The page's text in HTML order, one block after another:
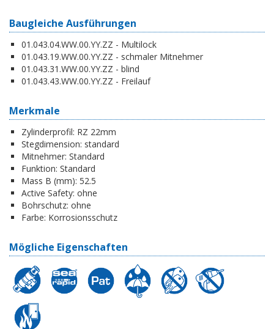
Baugleiche Ausführungen
01.043.04.WW.00.YY.ZZ - Multilock
01.043.19.WW.00.YY.ZZ - schmaler Mitnehmer
01.043.31.WW.00.YY.ZZ - blind
01.043.43.WW.00.YY.ZZ - Freilauf
Merkmale
Zylinderprofil: RZ 22mm
Stegdimension: standard
Mitnehmer: Standard
Funktion: Standard
Mass B (mm): 52.5
Active Safety: ohne
Bohrschutz: ohne
Farbe: Korrosionsschutz
Mögliche Eigenschaften